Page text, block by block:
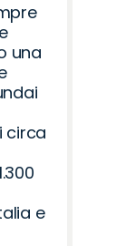
una
circa
e